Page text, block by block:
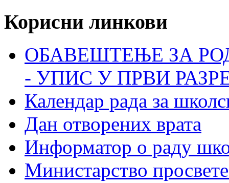
Корисни линкови
ОБАВЕШТЕЊЕ ЗА
- УПИС У ПРВИ
Календар рада за
Дан отворених врата
Информатор о раду
Министарство